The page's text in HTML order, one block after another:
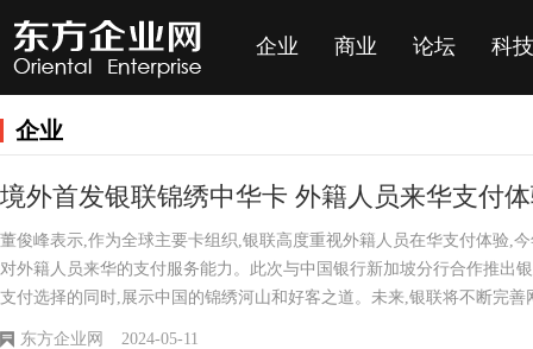
企业 商业 论坛 科技
企业
境外首发银联锦绣中华卡 外籍人员来华支付
董俊峰表示,作为全球主要卡组织,银联高度重视外籍人员在华支付体验,
对外籍人员来华的支付服务能力。此次与中国银行新加坡分行合作推出
支付选择的同时,展示中国的锦绣河山和好客之道。未来,银联将不断完
便捷、安全的支付体验。
东方企业网 2024-05-11